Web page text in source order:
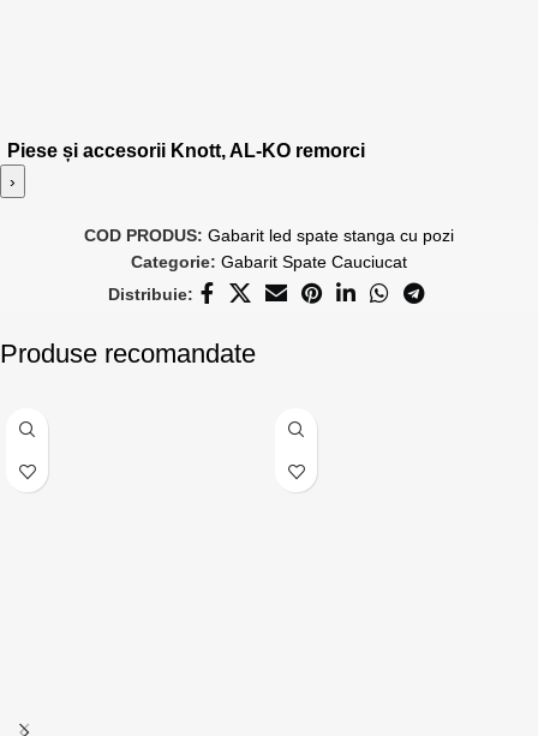
Piese și accesorii Knott, AL-KO remorci
›
COD PRODUS: Gabarit led spate stanga cu pozi
Categorie: Gabarit Spate Cauciucat
Distribuie:
Produse recomandate